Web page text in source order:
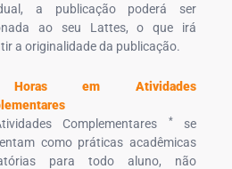
a publicação poderá ser
ao seu Lattes, o que irá
a originalidade da publicação.
em Atividades
Complementares
*se
como práticas acadêmicas
para todo aluno, não